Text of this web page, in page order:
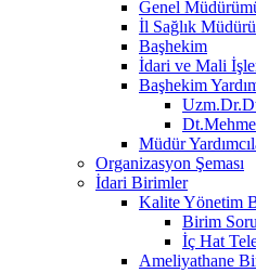
Genel
İl Sağlık
Başhekim
İdari ve Mali
Başhekim
Müdür
Organizasyon Şeması
İdari Birimler
Kalite Yönetim
Birim
İç Hat
Ameliyathane